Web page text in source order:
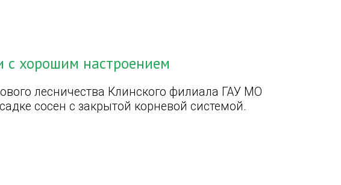
с хорошим настроением
лесничества Клинского филиала ГАУ МО
сосен с закрытой корневой системой.